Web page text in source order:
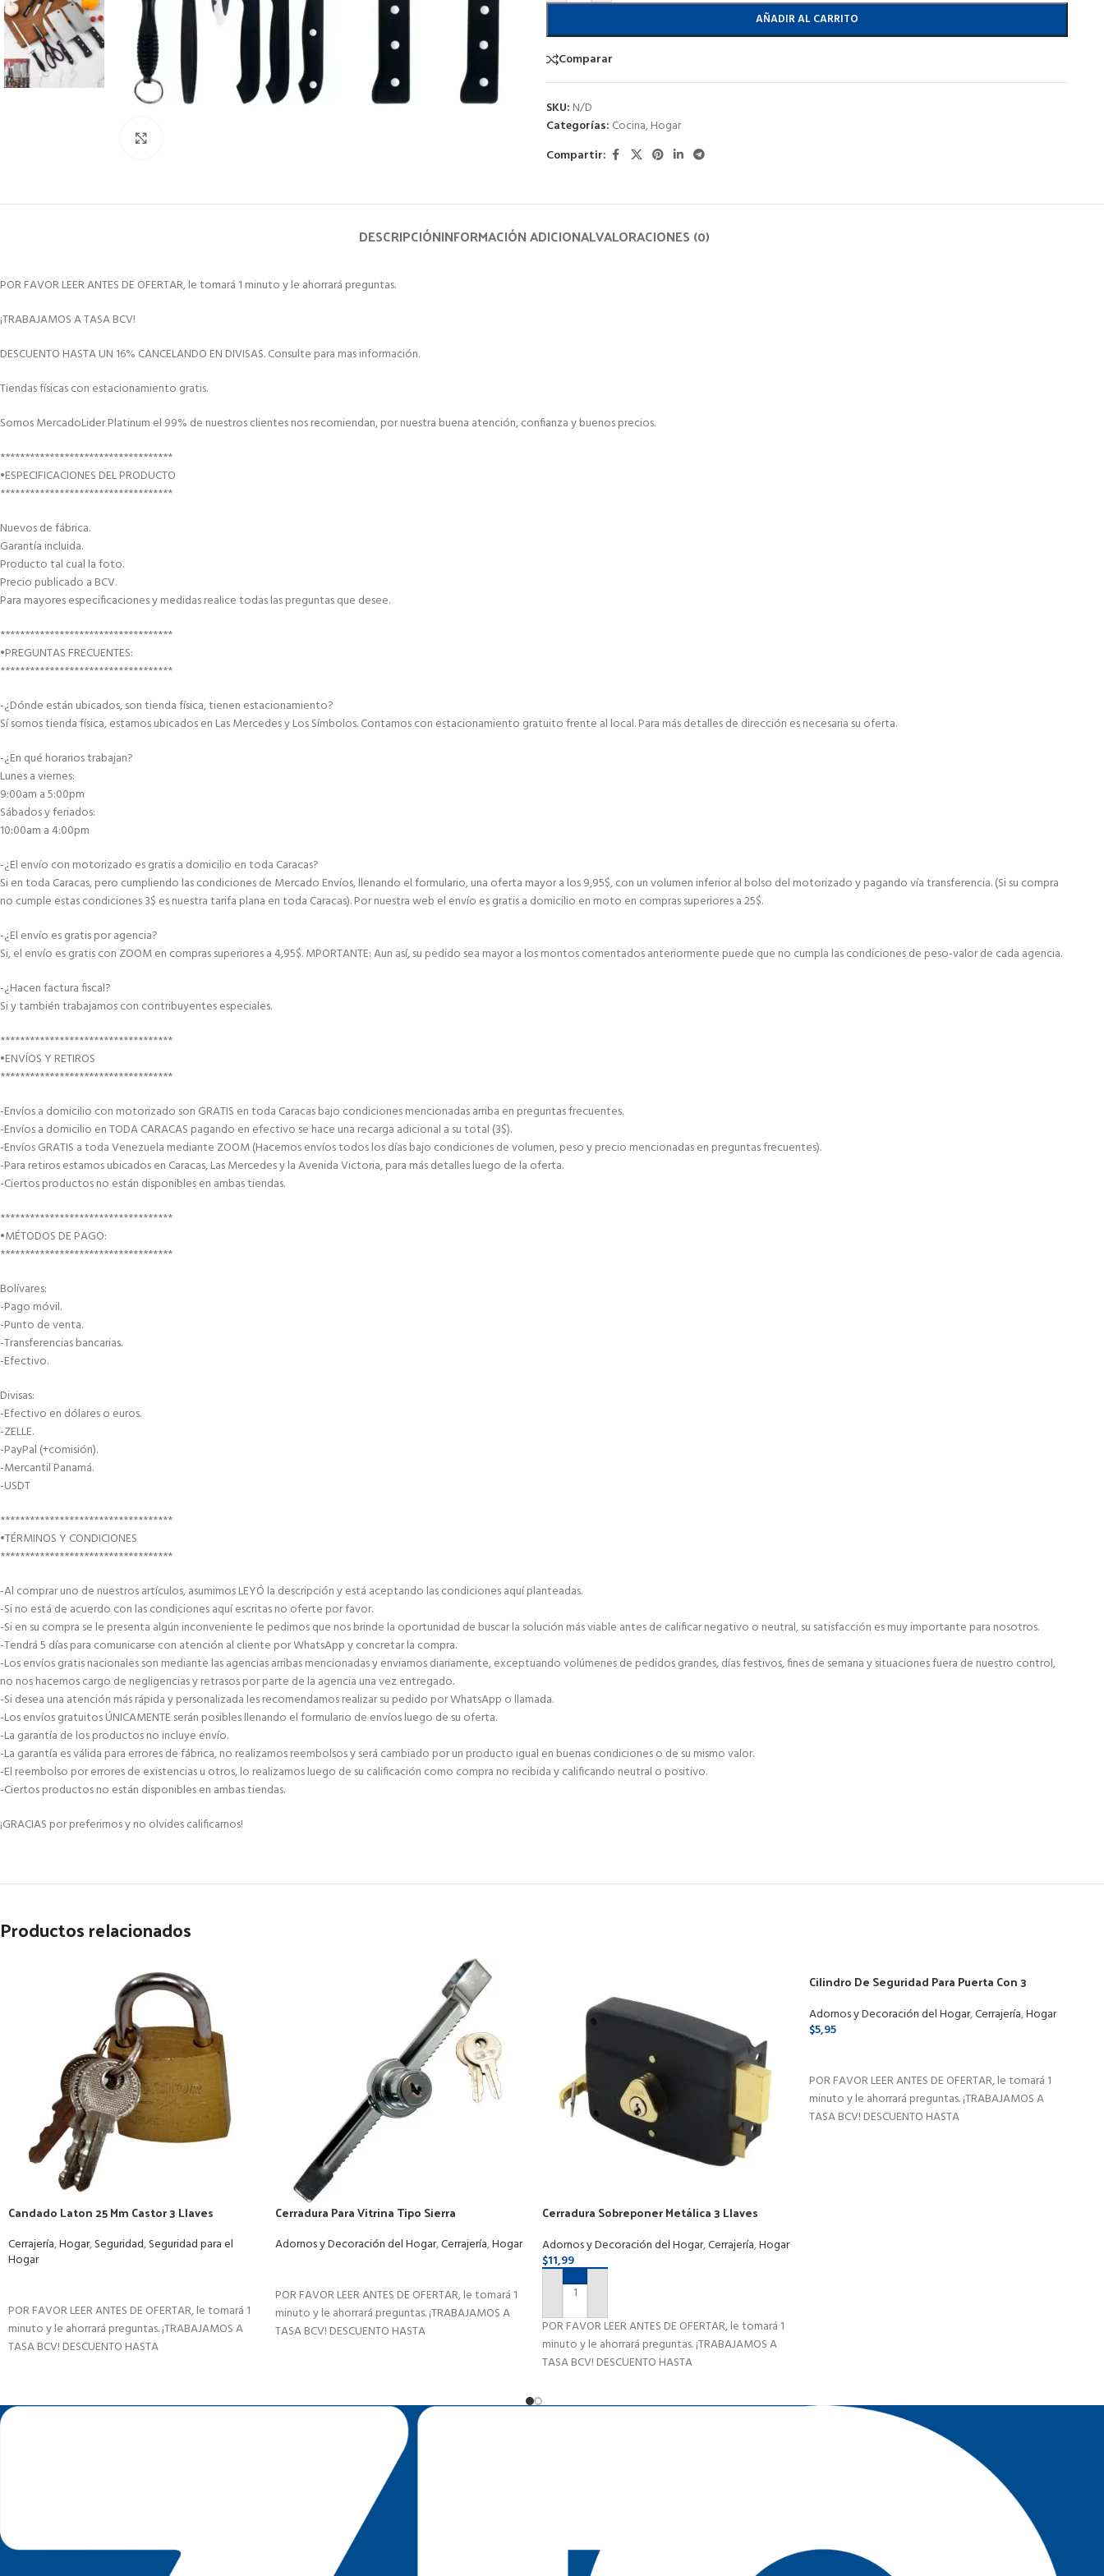
AÑADIR AL CARRITO
Comparar
SKU: N/D
Categorías: Cocina,Hogar
Compartir:
DESCRIPCIÓNINFORMACIÓN ADICIONALVALORACIONES (0)
POR FAVOR LEER ANTES DE OFERTAR, le tomará 1 minuto y le ahorrará preguntas.
¡TRABAJAMOS A TASA BCV!
DESCUENTO HASTA UN 16% CANCELANDO EN DIVISAS. Consulte para mas información.
Tiendas físicas con estacionamiento gratis.
Somos MercadoLider Platinum el 99% de nuestros clientes nos recomiendan, por nuestra buena atención, confianza y buenos precios.
***********************************
•ESPECIFICACIONES DEL PRODUCTO
***********************************
Nuevos de fábrica.
Garantía incluida.
Producto tal cual la foto.
Precio publicado a BCV.
Para mayores especificaciones y medidas realice todas las preguntas que desee.
***********************************
•PREGUNTAS FRECUENTES:
***********************************
-¿Dónde están ubicados, son tienda física, tienen estacionamiento?
Sí somos tienda física, estamos ubicados en Las Mercedes y Los Símbolos. Contamos con estacionamiento gratuito frente al local. Para más detalles de dirección es necesaria su oferta.
-¿En qué horarios trabajan?
Lunes a viernes:
9:00am a 5:00pm
Sábados y feriados:
10:00am a 4:00pm
-¿El envío con motorizado es gratis a domicilio en toda Caracas?
Si en toda Caracas, pero cumpliendo las condiciones de Mercado Envíos, llenando el formulario, una oferta mayor a los 9,95$, con un volumen inferior al bolso del motorizado y pagando vía transferencia. (Si su compra
no cumple estas condiciones 3$ es nuestra tarifa plana en toda Caracas). Por nuestra web el envío es gratis a domicilio en moto en compras superiores a 25$.
-¿El envío es gratis por agencia?
Si, el envío es gratis con ZOOM en compras superiores a 4,95$. MPORTANTE: Aun así, su pedido sea mayor a los montos comentados anteriormente puede que no cumpla las condiciones de peso-valor de cada agencia.
-¿Hacen factura fiscal?
Si y también trabajamos con contribuyentes especiales.
***********************************
•ENVÍOS Y RETIROS
***********************************
-Envíos a domicilio con motorizado son GRATIS en toda Caracas bajo condiciones mencionadas arriba en preguntas frecuentes.
-Envíos a domicilio en TODA CARACAS pagando en efectivo se hace una recarga adicional a su total (3$).
-Envíos GRATIS a toda Venezuela mediante ZOOM (Hacemos envíos todos los días bajo condiciones de volumen, peso y precio mencionadas en preguntas frecuentes).
-Para retiros estamos ubicados en Caracas, Las Mercedes y la Avenida Victoria, para más detalles luego de la oferta.
-Ciertos productos no están disponibles en ambas tiendas.
***********************************
•MÉTODOS DE PAGO:
***********************************
Bolívares:
-Pago móvil.
-Punto de venta.
-Transferencias bancarias.
-Efectivo.
Divisas:
-Efectivo en dólares o euros.
-ZELLE.
-PayPal (+comisión).
-Mercantil Panamá.
-USDT
***********************************
•TÉRMINOS Y CONDICIONES
***********************************
-Al comprar uno de nuestros artículos, asumimos LEYÓ la descripción y está aceptando las condiciones aquí planteadas.
-Si no está de acuerdo con las condiciones aquí escritas no oferte por favor.
-Si en su compra se le presenta algún inconveniente le pedimos que nos brinde la oportunidad de buscar la solución más viable antes de calificar negativo o neutral, su satisfacción es muy importante para nosotros.
-Tendrá 5 días para comunicarse con atención al cliente por WhatsApp y concretar la compra.
-Los envíos gratis nacionales son mediante las agencias arribas mencionadas y enviamos diariamente, exceptuando volúmenes de pedidos grandes, días festivos, fines de semana y situaciones fuera de nuestro control,
no nos hacemos cargo de negligencias y retrasos por parte de la agencia una vez entregado.
-Si desea una atención más rápida y personalizada les recomendamos realizar su pedido por WhatsApp o llamada.
-Los envíos gratuitos ÚNICAMENTE serán posibles llenando el formulario de envíos luego de su oferta.
-La garantía de los productos no incluye envío.
-La garantía es válida para errores de fábrica, no realizamos reembolsos y será cambiado por un producto igual en buenas condiciones o de su mismo valor.
-El reembolso por errores de existencias u otros, lo realizamos luego de su calificación como compra no recibida y calificando neutral o positivo.
-Ciertos productos no están disponibles en ambas tiendas.
¡GRACIAS por preferirnos y no olvides calificarnos!
Productos relacionados
Candado Laton 25 Mm Castor 3 Llaves
Cerrajería,Hogar,Seguridad,Seguridad para el
Hogar
POR FAVOR LEER ANTES DE OFERTAR, le tomará 1
minuto y le ahorrará preguntas. ¡TRABAJAMOS A
TASA BCV! DESCUENTO HASTA
Cerradura Para Vitrina Tipo Sierra
Adornos y Decoración del Hogar,Cerrajería,Hogar
POR FAVOR LEER ANTES DE OFERTAR, le tomará 1
minuto y le ahorrará preguntas. ¡TRABAJAMOS A
TASA BCV! DESCUENTO HASTA
Cerradura Sobreponer Metálica 3 Llaves
Adornos y Decoración del Hogar,Cerrajería,Hogar
$11,99
AÑADIR AL CARRITO
POR FAVOR LEER ANTES DE OFERTAR, le tomará 1
minuto y le ahorrará preguntas. ¡TRABAJAMOS A
TASA BCV! DESCUENTO HASTA
Cilindro De Seguridad Para Puerta Con 3
Adornos y Decoración del Hogar,Cerrajería,Hogar
$5,95
POR FAVOR LEER ANTES DE OFERTAR, le tomará 1
minuto y le ahorrará preguntas. ¡TRABAJAMOS A
TASA BCV! DESCUENTO HASTA